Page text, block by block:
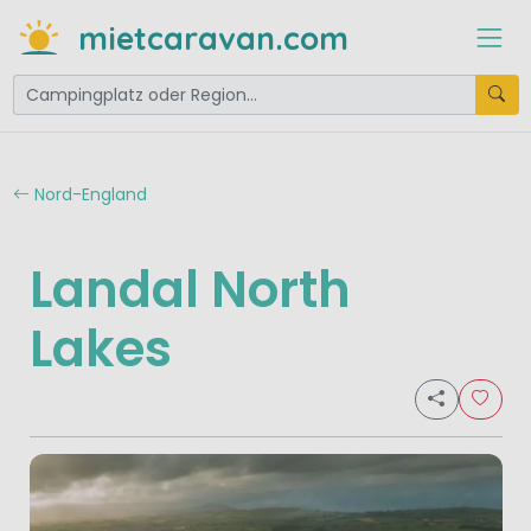
mietcaravan.com
Nord-England
Landal North
Lakes